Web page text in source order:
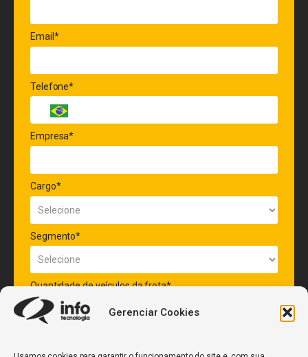
Gerenciar Cookies
Email*
Telefone*
Empresa*
Cargo*
Segmento*
Quantidade de veículos da frota*
ENVIAR